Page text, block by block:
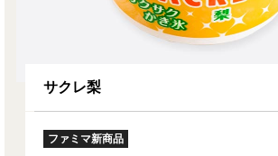
サクレ梨
ファミマ新商品